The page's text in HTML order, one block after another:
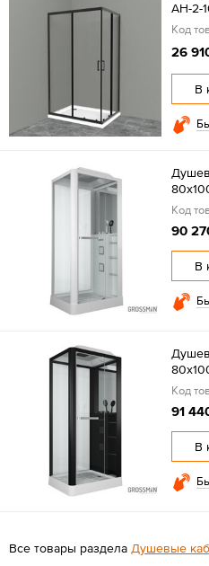
AH-2-
Код
26
В
Код
90
В
Код
91
В
Все товары раздела Душевые